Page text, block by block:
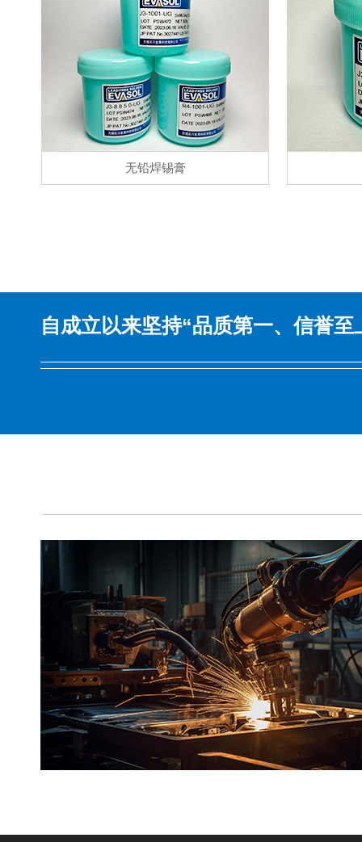
无铅焊锡膏
自成立以来坚持“品质第一、信誉至